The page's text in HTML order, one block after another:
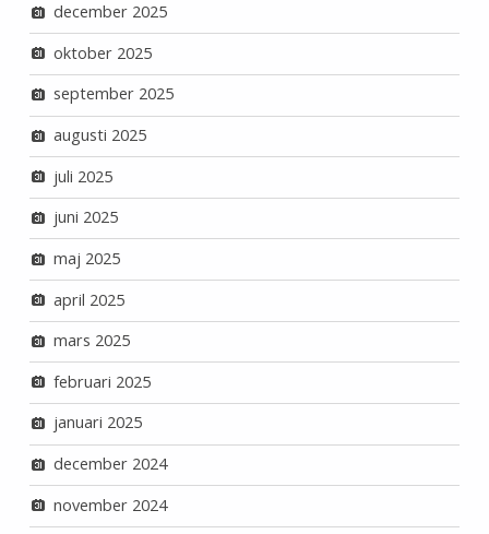
december 2025
oktober 2025
september 2025
augusti 2025
juli 2025
juni 2025
maj 2025
april 2025
mars 2025
februari 2025
januari 2025
december 2024
november 2024